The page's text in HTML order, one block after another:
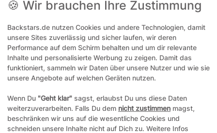
office@backstars.de
Wir antworten Ihnen schnellstmöglich. An Sonn- und Feiertagen kann
es evtl. zu Verzögerungen kommen.
07306 306239¹
Freitags am besten zwischen 8-12 Uhr
¹Telefonieren zum üblichen Ortstarif. Verbindugsgebühren für Anrufe
aus dem Mobilfunknetz können ggf. abweichen.
🍪 Wir brauchen Ihre Zustimmung
Backstars.de nutzen Cookies und andere Technologien, damit
unsere Sites zuverlässig und sicher laufen, wir deren
Performance auf dem Schirm behalten und um dir relevante
Inhalte und personalisierte Werbung zu zeigen. Damit das
funktioniert, sammeln wir Daten über unsere Nutzer und wie sie
unsere Angebote auf welchen Geräten nutzen.
Wenn Du "Geht klar" sagst, erlaubst Du uns diese Daten
weiterzuverarbeiten. Falls Du dem nicht zustimmen magst,
beschränken wir uns auf die wesentliche Cookies und
schneiden unsere Inhalte nicht auf Dich zu. Weitere Infos